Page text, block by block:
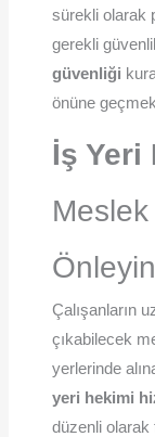
sürekli olarak
gerekli
güvenliği
önüne
İş Yeri
Meslek
Önleyin
Çalışanların
çıkabilecek
yerlerinde
yeri hekimi
düzenli olarak